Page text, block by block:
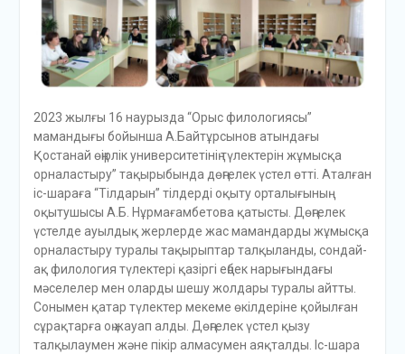
2023 жылғы 16 наурызда “Орыс филологиясы”
мамандығы бойынша А.Байтұрсынов атындағы
Қостанай өңірлік университетінің түлектерін жұмысқа
орналастыру” тақырыбында дөңгелек үстел өтті. Аталған
іс-шараға “Тілдарын” тілдерді оқыту орталығының
оқытушысы А.Б. Нұрмағамбетова қатысты. Дөңгелек
үстелде ауылдық жерлерде жас мамандарды жұмысқа
орналастыру туралы тақырыптар талқыланды, сондай-
ақ филология түлектері қазіргі еңбек нарығындағы
мәселелер мен оларды шешу жолдары туралы айтты.
Сонымен қатар түлектер мекеме өкілдеріне қойылған
сұрақтарға оң жауап алды. Дөңгелек үстел қызу
талқылаумен және пікір алмасумен аяқталды. Іс-шара